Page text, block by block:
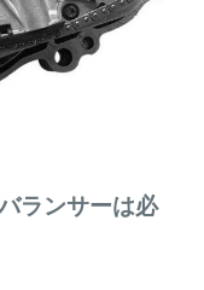
ランサーは必